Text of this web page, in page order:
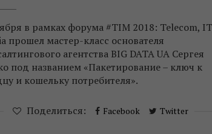
в рамках форума #TIM 2018: Telecom,
прошел мастер-класс основателя
агентства BIG DATA UA Сергея
под названием «Пакетирование – ключ к
и кошельку потребителя».
Поделиться: Facebook Twitter